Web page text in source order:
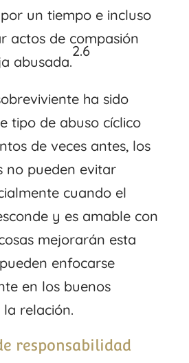
un tiempo e incluso
actos de compasión
abusada.
2.6
ha sido
tipo de abuso cíclico
de veces antes, los
no pueden evitar
cuando el
y es amable con
mejorarán esta
enfocarse
en los buenos
relación.
responsabilidad